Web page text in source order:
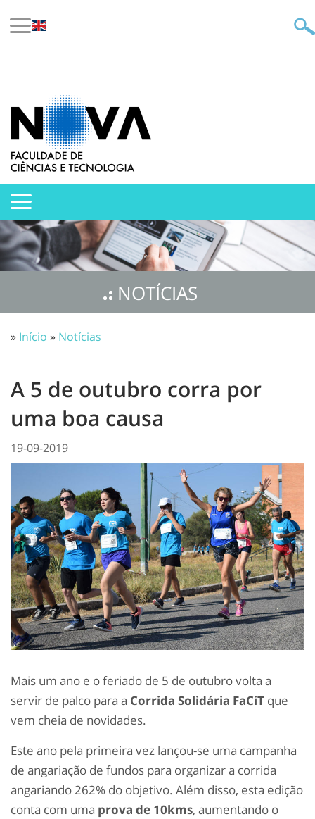
NOTÍCIAS
» Início » Notícias
A 5 de outubro corra por
uma boa causa
19-09-2019
Mais um ano e o feriado de 5 de outubro volta a
servir de palco para a Corrida Solidária FaCiT que
vem cheia de novidades.
Este ano pela primeira vez lançou-se uma campanha
de angariação de fundos para organizar a corrida
angariando 262% do objetivo. Além disso, esta edição
conta com uma prova de 10kms, aumentando o